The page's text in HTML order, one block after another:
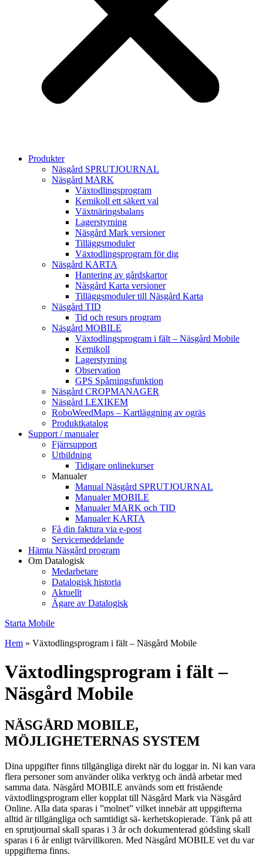
Produkter
Näsgård SPRUTJOURNAL
Näsgård MARK
Växtodlingsprogram
Kemikoll ett säkert val
Växtnäringsbalans
Lagerstyrning
Näsgård Mark versioner
Tilläggsmoduler
Växtodlingsprogram för dig
Näsgård KARTA
Hantering av gårdskartor
Näsgård Karta versioner
Tilläggsmoduler till Näsgård Karta
Näsgård TID
Tid och resurs program
Näsgård MOBILE
Växtodlingsprogram i fält – Näsgård Mobile
Kemikoll
Lagerstyrning
Observation
GPS Spårningsfunktion
Näsgård CROPMANAGER
Näsgård LEXIKEM
RoboWeedMaps – Kartläggning av ogräs
Produktkatalog
Support / manualer
Fjärrsupport
Utbildning
Tidigare onlinekurser
Manualer
Manual Näsgård SPRUTJOURNAL
Manualer MOBILE
Manualer MARK och TID
Manualer KARTA
Få din faktura via e-post
Servicemeddelande
Hämta Näsgård program
Om Datalogisk
Medarbetare
Datalogisk historia
Aktuellt
Ägare av Datalogisk
Starta Mobile
Hem » Växtodlingsprogram i fält – Näsgård Mobile
Växtodlingsprogram i fält –
Näsgård Mobile
NÄSGÅRD MOBILE,
MÖJLIGHETERNAS SYSTEM
Dina uppgifter finns tillgängliga direkt när du loggar in. Ni kan vara
flera personer som använder olika verktyg och ändå arbetar med
samma data. Näsgård MOBILE används som ett fristående
växtodlingsprogram eller kopplat till Näsgård Mark via Näsgård
Online. Alla data sparas i ”molnet” vilket innebär att uppgifterna
alltid är tillgängliga och samtidigt sä- kerhetskopierade. Tänk på att
en sprutjournal skall sparas i 3 år och dokumenterad gödsling skall
sparas i 6 år enligt tvärvillkoren. Med Näsgård MOBILE vet du var
uppgifterna finns.